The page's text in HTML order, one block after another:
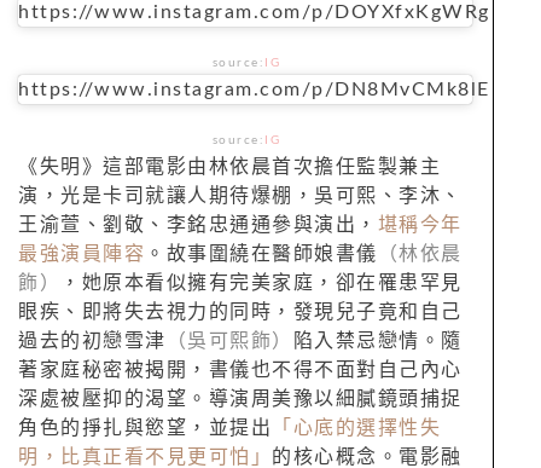
https://www.instagram.com/p/DOYXfxKgWRg
source: IG
https://www.instagram.com/p/DN8MvCMk8lE
source: IG
《失明》這部電影由林依晨首次擔任監製兼主
演，光是卡司就讓人期待爆棚，吳可熙、李沐、
王渝萱、劉敬、李銘忠通通參與演出， 堪稱今年
最強演員陣容 。故事圍繞在醫師娘書儀 （林依晨
飾）
，她原本看似擁有完美家庭，卻在罹患罕見
眼疾、即將失去視力的同時，發現兒子竟和自己
過去的初戀雪津 （吳可熙飾）
陷入禁忌戀情。隨
著家庭秘密被揭開，書儀也不得不面對自己內心
深處被壓抑的渴望。導演周美豫以細膩鏡頭捕捉
角色的掙扎與慾望，並提出
「心底的選擇性失
明，比真正看不見更可怕」
的核心概念。電影融